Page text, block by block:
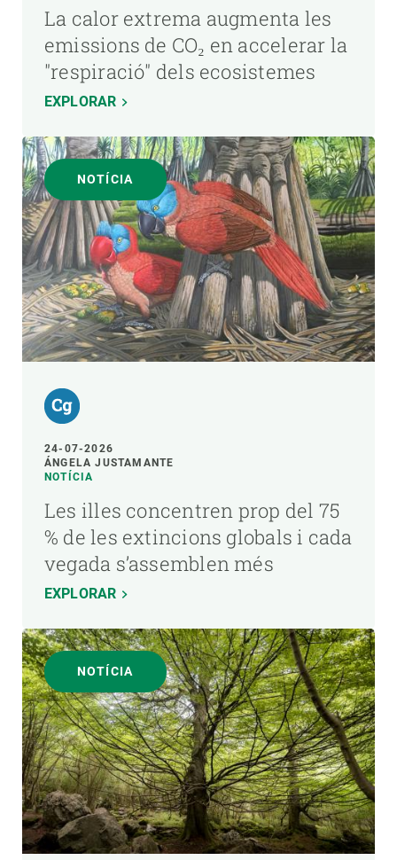
La calor extrema augmenta les
emissions de CO₂ en accelerar la
"respiració" dels ecosistemes
EXPLORAR
NOTÍCIA
24-07-2026
ÁNGELA JUSTAMANTE
NOTÍCIA
Les illes concentren prop del 75
% de les extincions globals i cada
vegada s’assemblen més
EXPLORAR
NOTÍCIA